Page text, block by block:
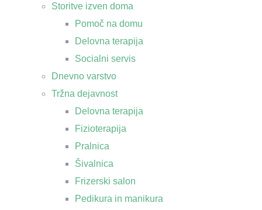
Storitve izven doma
Pomoč na domu
Delovna terapija
Socialni servis
Dnevno varstvo
Tržna dejavnost
Delovna terapija
Fizioterapija
Pralnica
Šivalnica
Frizerski salon
Pedikura in manikura